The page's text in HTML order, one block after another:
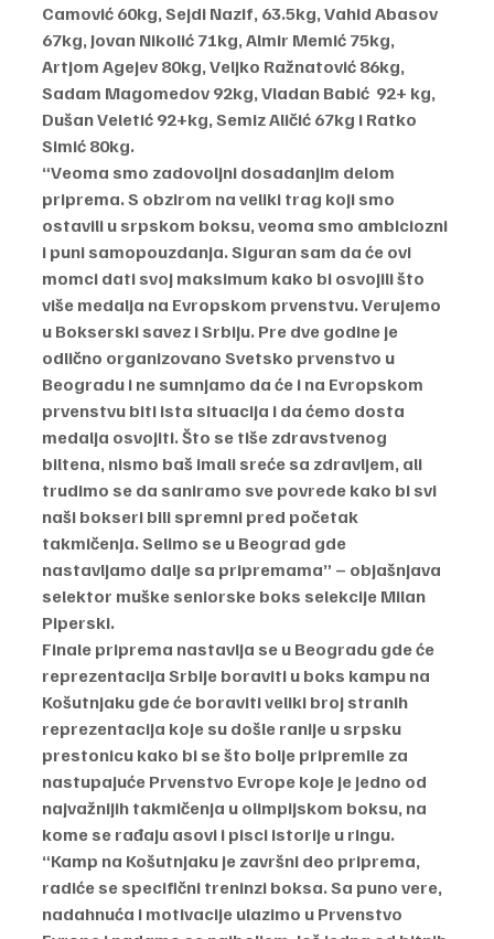
Camović 60kg, Sejdi Nazif, 63.5kg, Vahid Abasov
67kg, Jovan Nikolić 71kg, Almir Memić 75kg,
Artjom Agejev 80kg, Veljko Ražnatović 86kg,
Sadam Magomedov 92kg, Vladan Babić  92+ kg,
Dušan Veletić 92+kg, Semiz Aličić 67kg i Ratko
Simić 80kg.
“Veoma smo zadovoljni dosadanjim delom
priprema. S obzirom na veliki trag koji smo
ostavili u srpskom boksu, veoma smo ambiciozni
i puni samopouzdanja. Siguran sam da će ovi
momci dati svoj maksimum kako bi osvojili što
više medalja na Evropskom prvenstvu. Verujemo
u Bokserski savez i Srbiju. Pre dve godine je
odlično organizovano Svetsko prvenstvo u
Beogradu i ne sumnjamo da će i na Evropskom
prvenstvu biti ista situacija i da ćemo dosta
medalja osvojiti. Što se tiše zdravstvenog
biltena, nismo baš imali sreće sa zdravljem, ali
trudimo se da saniramo sve povrede kako bi svi
naši bokseri bili spremni pred početak
takmičenja. Selimo se u Beograd gde
nastavljamo dalje sa pripremama” – objašnjava
selektor muške seniorske boks selekcije Milan
Piperski.
Finale priprema nastavlja se u Beogradu gde će
reprezentacija Srbije boraviti u boks kampu na
Košutnjaku gde će boraviti veliki broj stranih
reprezentacija koje su došle ranije u srpsku
prestonicu kako bi se što bolje pripremile za
nastupajuće Prvenstvo Evrope koje je jedno od
najvažnijih takmičenja u olimpijskom boksu, na
kome se rađaju asovi i pisci istorije u ringu.
“Kamp na Košutnjaku je završni deo priprema,
radiće se specifični treninzi boksa. Sa puno vere,
nadahnuća i motivacije ulazimo u Prvenstvo